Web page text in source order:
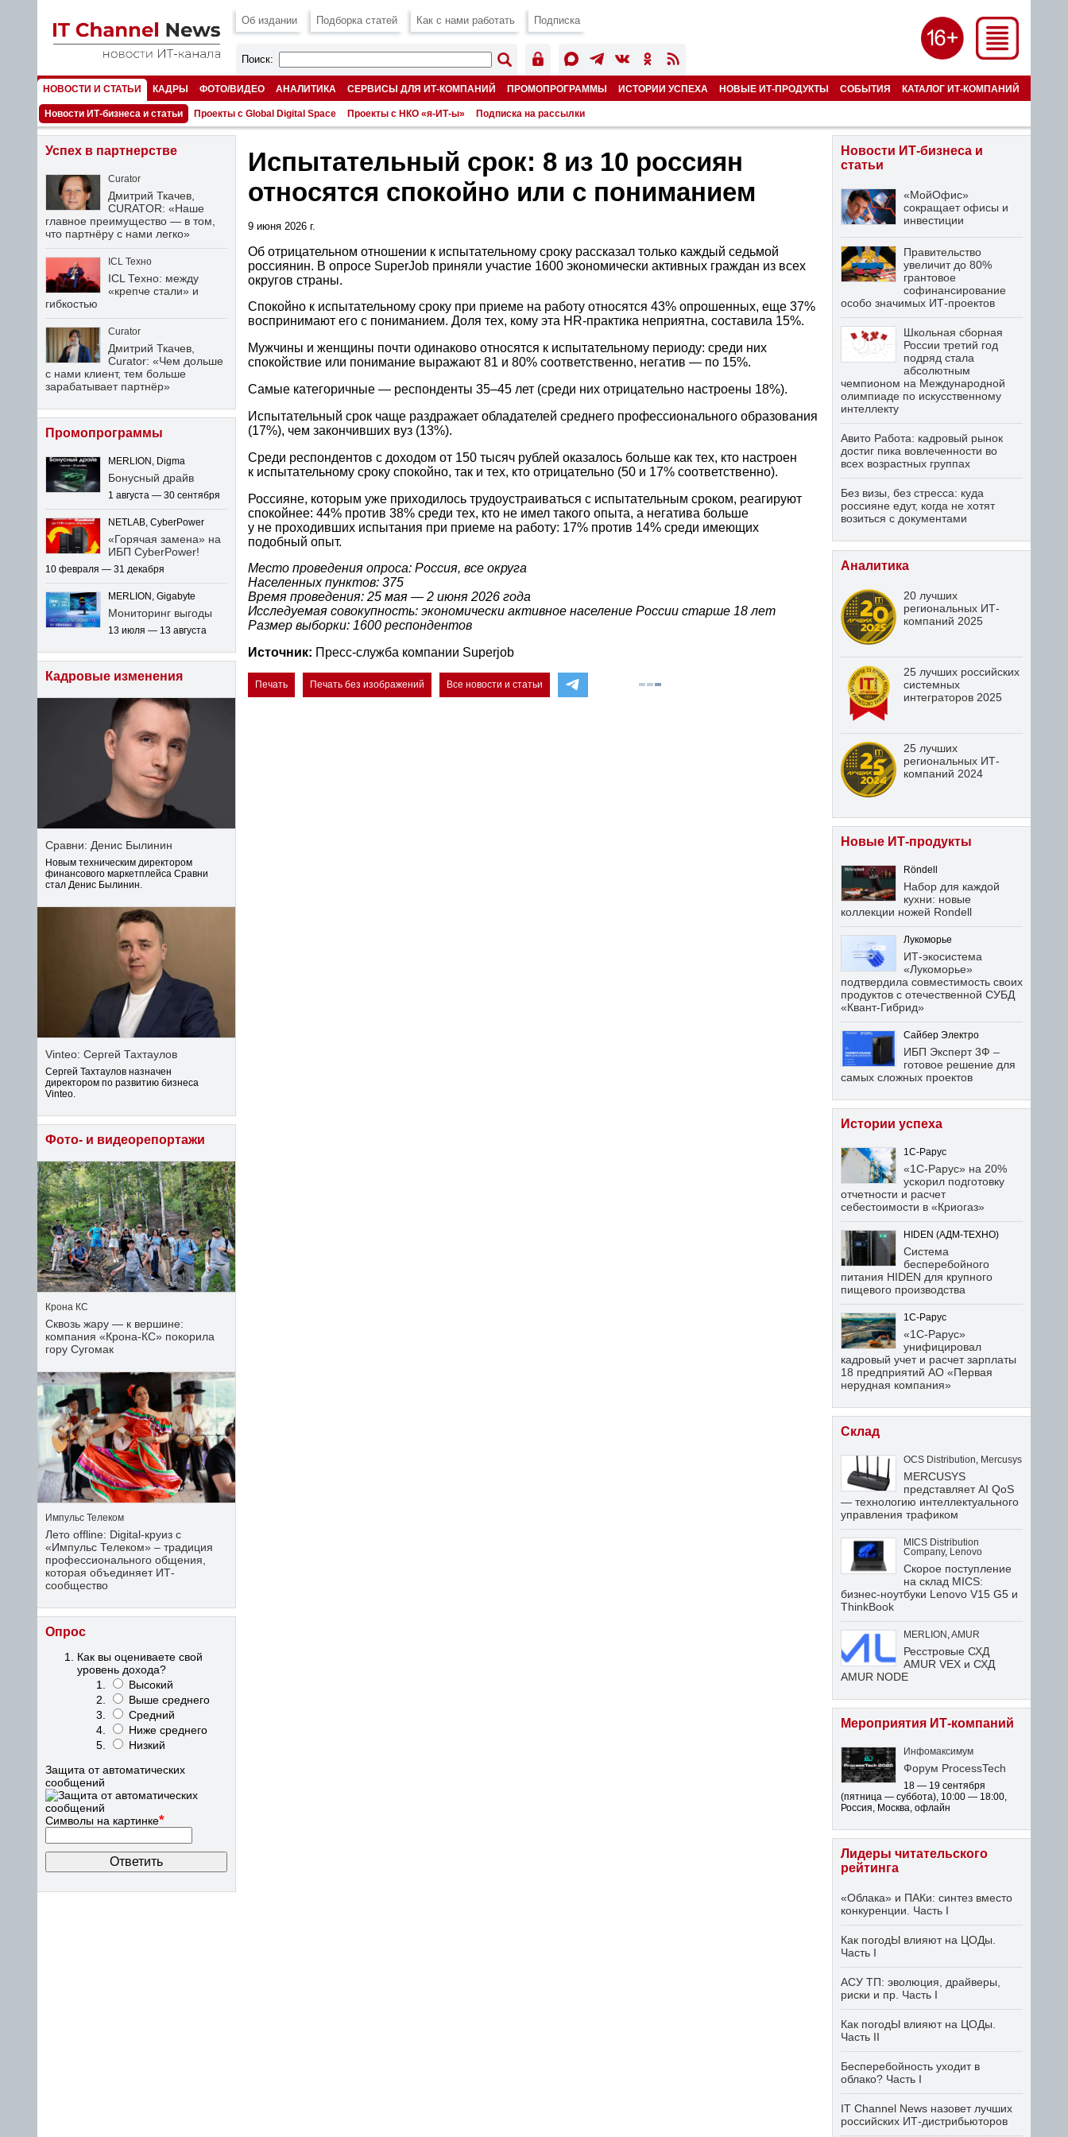
Об издании Подборка статей Как с нами работать Подписка
Поиск:
НОВОСТИ И СТАТЬИ КАДРЫ ФОТО/ВИДЕО АНАЛИТИКА СЕРВИСЫ ДЛЯ ИТ-КОМПАНИЙ ПРОМОПРОГРАММЫ ИСТОРИИ УСПЕХА НОВЫЕ ИТ-ПРОДУКТЫ СОБЫТИЯ КАТАЛОГ ИТ-КОМПАНИЙ
НОМЕРА
Новости ИТ-бизнеса и статьи Проекты с Global Digital Space Проекты с НКО «я-ИТ-ы» Подписка на рассылки
Испытательный срок: 8 из 10 россиян
относятся спокойно или с пониманием
9 июня 2026 г.
Об отрицательном отношении к испытательному сроку рассказал только каждый седьмой
россиянин. В опросе SuperJob приняли участие 1600 экономически активных граждан из всех
округов страны.
Спокойно к испытательному сроку при приеме на работу относятся 43% опрошенных, еще 37%
воспринимают его с пониманием. Доля тех, кому эта HR-практика неприятна, составила 15%.
Мужчины и женщины почти одинаково относятся к испытательному периоду: среди них
спокойствие или понимание выражают 81 и 80% соответственно, негатив — по 15%.
Самые категоричные — респонденты 35–45 лет (среди них отрицательно настроены 18%).
Испытательный срок чаще раздражает обладателей среднего профессионального образования
(17%), чем закончивших вуз (13%).
Среди респондентов с доходом от 150 тысяч рублей оказалось больше как тех, кто настроен
к испытательному сроку спокойно, так и тех, кто отрицательно (50 и 17% соответственно).
Россияне, которым уже приходилось трудоустраиваться с испытательным сроком, реагируют
спокойнее: 44% против 38% среди тех, кто не имел такого опыта, а негатива больше
у не проходивших испытания при приеме на работу: 17% против 14% среди имеющих
подобный опыт.
Место проведения опроса: Россия, все округа
Населенных пунктов: 375
Время проведения: 25 мая — 2 июня 2026 года
Исследуемая совокупность: экономически активное население России старше 18 лет
Размер выборки: 1600 респондентов
Источник: Пресс-служба компании Superjob
Печать Печать без изображений Все новости и статьи
Успех в партнерстве
Curator
Дмитрий Ткачев,
CURATOR: «Наше
главное преимущество — в том,
что партнёру с нами легко»
ICL Техно
ICL Техно: между
«крепче стали» и
гибкостью
Curator
Дмитрий Ткачев,
Curator: «Чем дольше
с нами клиент, тем больше
зарабатывает партнёр»
Промопрограммы
MERLION, Digma
Бонусный драйв
1 августа — 30 сентября
NETLAB, CyberPower
«Горячая замена» на
ИБП CyberPower!
10 февраля — 31 декабря
MERLION, Gigabyte
Мониторинг выгоды
13 июля — 13 августа
Кадровые изменения
Сравни: Денис Былинин
Новым техническим директором
финансового маркетплейса Сравни
стал Денис Былинин.
Vinteo: Сергей Тахтаулов
Сергей Тахтаулов назначен
директором по развитию бизнеса
Vinteo.
Фото- и видеорепортажи
Крона КС
Сквозь жару — к вершине:
компания «Крона‑КС» покорила
гору Сугомак
Импульс Телеком
Лето offline: Digital-круиз с
«Импульс Телеком» – традиция
профессионального общения,
которая объединяет ИТ-
сообщество
Опрос
Как вы оцениваете свой
уровень дохода?
Высокий
Выше среднего
Средний
Ниже среднего
Низкий
Защита от автоматических
сообщений
Символы на картинке*
Новости ИТ-бизнеса и
статьи
«МойОфис»
сокращает офисы и
инвестиции
Правительство
увеличит до 80%
грантовое
софинансирование
особо значимых ИТ-проектов
Школьная сборная
России третий год
подряд стала
абсолютным
чемпионом на Международной
олимпиаде по искусственному
интеллекту
Авито Работа: кадровый рынок
достиг пика вовлеченности во
всех возрастных группах
Без визы, без стресса: куда
россияне едут, когда не хотят
возиться с документами
Аналитика
20 лучших
региональных ИТ-
компаний 2025
25 лучших российских
системных
интеграторов 2025
25 лучших
региональных ИТ-
компаний 2024
Новые ИТ-продукты
Röndell
Набор для каждой
кухни: новые
коллекции ножей Rondell
Лукоморье
ИТ-экосистема
«Лукоморье»
подтвердила совместимость своих
продуктов с отечественной СУБД
«Квант-Гибрид»
Сайбер Электро
ИБП Эксперт 3Ф –
готовое решение для
самых сложных проектов
Истории успеха
1С-Рарус
«1С-Рарус» на 20%
ускорил подготовку
отчетности и расчет
себестоимости в «Криогаз»
HIDEN (АДМ-ТЕХНО)
Система
бесперебойного
питания HIDEN для крупного
пищевого производства
1С-Рарус
«1С-Рарус»
унифицировал
кадровый учет и расчет зарплаты
18 предприятий АО «Первая
нерудная компания»
Склад
OCS Distribution Mercusys
MERCUSYS
представляет AI QoS
— технологию интеллектуального
управления трафиком
MICS Distribution
Company, Lenovo
Скорое поступление
на склад MICS:
бизнес-ноутбуки Lenovo V15 G5 и
ThinkBook
MERLION AMUR
Ресстровые СХД
AMUR VEX и СХД
AMUR NODE
Мероприятия ИТ-компаний
Инфомаксимум
Форум ProcessTech
18 — 19 сентября
(пятница — суббота), 10:00 — 18:00,
Россия, Москва, офлайн
Лидеры читательского
рейтинга
«Облака» и ПАКи: синтез вместо
конкуренции. Часть I
Как погодЫ влияют на ЦОДы.
Часть I
АСУ ТП: эволюция, драйверы,
риски и пр. Часть I
Как погодЫ влияют на ЦОДы.
Часть II
Бесперебойность уходит в
облако? Часть I
IT Channel News назовет лучших
российских ИТ-дистрибьюторов